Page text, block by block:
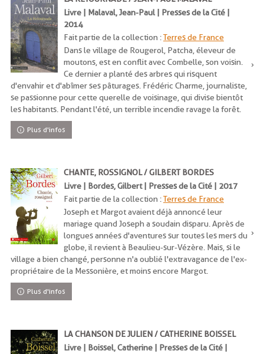
Livre | Malaval, Jean-Paul | Presses de la Cité |
2014
Fait partie de la collection :Terres de France
Dans le village de Rougerol, Patcha, éleveur de
moutons, est en conflit avec Combelle, son voisin.
Ce dernier a planté des arbres qui risquent
d'envahir et d'abîmer ses pâturages. Frédéric Charme, journaliste,
se passionne pour cette querelle de voisinage, qui divise bientôt
les habitants. Pendant l'été, un terrible incendie ravage la forêt.
Plus d'infos
CHANTE, ROSSIGNOL / GILBERT BORDES
Livre | Bordes, Gilbert | Presses de la Cité | 2017
Fait partie de la collection :Terres de France
Joseph et Margot avaient déjà annoncé leur
mariage quand Joseph a soudain disparu. Après de
longues années d'aventures sur toutes les mers du
globe, il revient à Beaulieu-sur-Vézère. Mais, si le
village a bien changé, personne n'a oublié l'extravagance de l'ex-
propriétaire de la Messonière, et moins encore Margot.
Plus d'infos
LA CHANSON DE JULIEN / CATHERINE BOISSEL
Livre | Boissel, Catherine | Presses de la Cité |